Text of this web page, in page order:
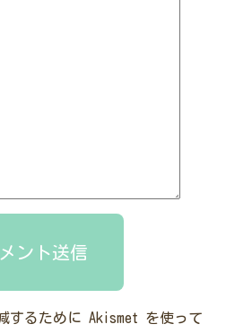
ント送信
するために Akismet を使って